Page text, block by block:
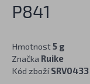
P841
Hmotnost5 g
Značka Ruike
Kód zbožíSRV0433